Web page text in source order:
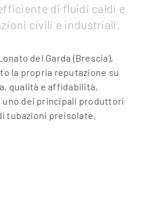
di fluidi caldi e
civili e industriali.
del Garda (Brescia),
la propria reputazione su
qualità e affidabilità,
uno dei principali produttori
tubazioni preisolate.